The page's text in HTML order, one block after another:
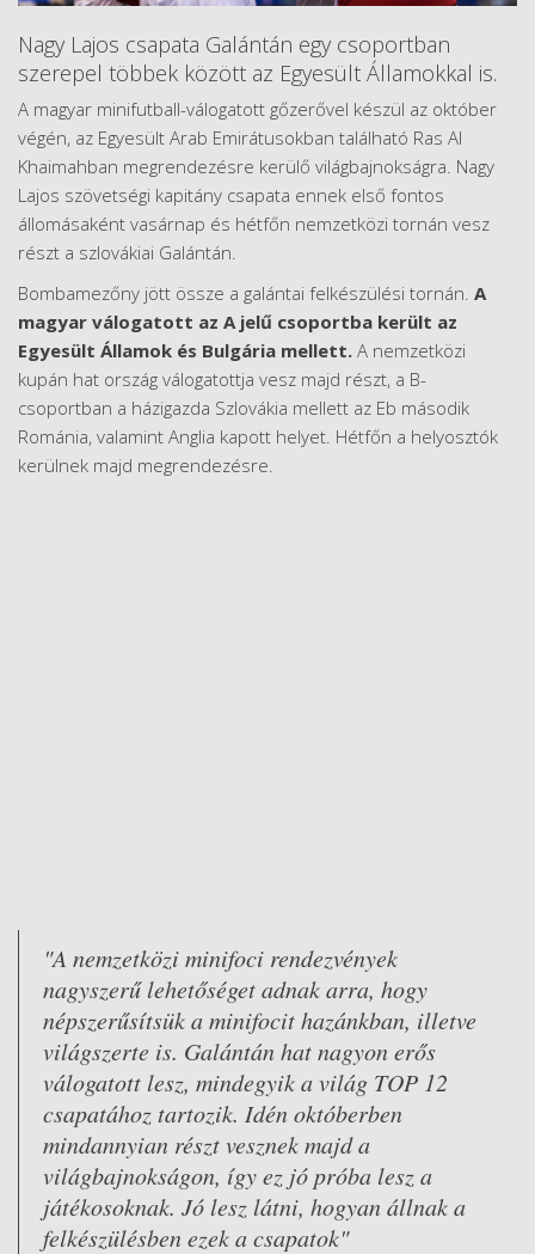
Nagy Lajos csapata Galántán egy csoportban
szerepel többek között az Egyesült Államokkal is.
A magyar minifutball-válogatott gőzerővel készül az október
végén, az Egyesült Arab Emirátusokban található Ras Al
Khaimahban megrendezésre kerülő világbajnokságra. Nagy
Lajos szövetségi kapitány csapata ennek első fontos
állomásaként vasárnap és hétfőn nemzetközi tornán vesz
részt a szlovákiai Galántán.
Bombamezőny jött össze a galántai felkészülési tornán. A
magyar válogatott az A jelű csoportba került az
Egyesült Államok és Bulgária mellett. A nemzetközi
kupán hat ország válogatottja vesz majd részt, a B-
csoportban a házigazda Szlovákia mellett az Eb második
Románia, valamint Anglia kapott helyet. Hétfőn a helyosztók
kerülnek majd megrendezésre.
"A nemzetközi minifoci rendezvények
nagyszerű lehetőséget adnak arra, hogy
népszerűsítsük a minifocit hazánkban, illetve
világszerte is. Galántán hat nagyon erős
válogatott lesz, mindegyik a világ TOP 12
csapatához tartozik. Idén októberben
mindannyian részt vesznek majd a
világbajnokságon, így ez jó próba lesz a
játékosoknak. Jó lesz látni, hogyan állnak a
felkészülésben ezek a csapatok"